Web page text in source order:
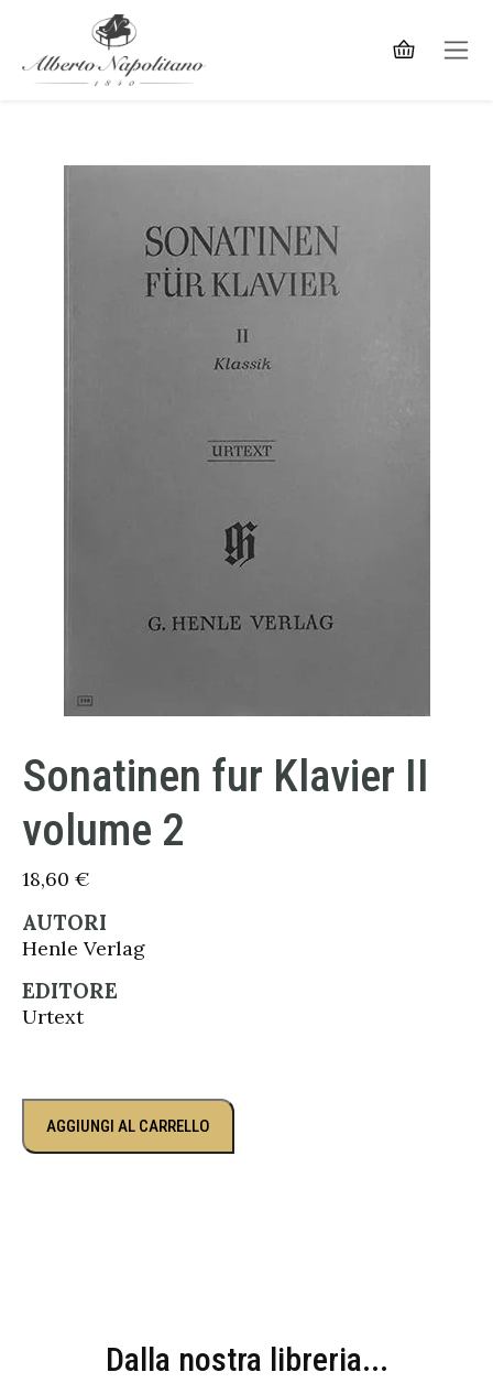
Sonatinen fur Klavier II
volume 2
18,60 €
AUTORI
Henle Verlag
EDITORE
Urtext
AGGIUNGI AL CARRELLO
Dalla nostra libreria...